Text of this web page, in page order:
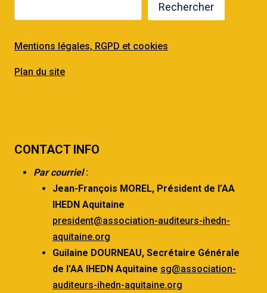
Rechercher
Mentions légales, RGPD et cookies
Plan du site
CONTACT INFO
Par courriel:
Jean-François MOREL, Président de l’AA
IHEDN Aquitaine
president@association-auditeurs-ihedn-
aquitaine.org
Guilaine DOURNEAU, Secrétaire Générale
de l’AA IHEDN Aquitaine sg@association-
auditeurs-ihedn-aquitaine.org